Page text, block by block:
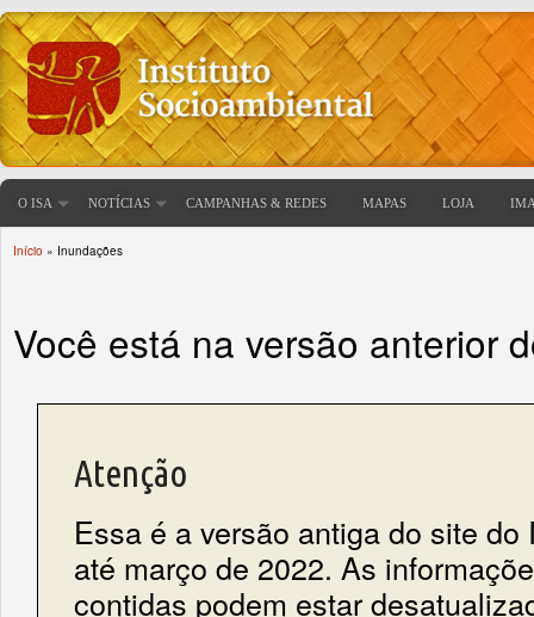
O ISA NOTÍCIAS CAMPANHAS & REDES MAPAS LOJA
Início » Inundações
Você está na versão anterior
Atenção
Essa é a versão antiga do site do
até março de 2022. As
contidas podem estar